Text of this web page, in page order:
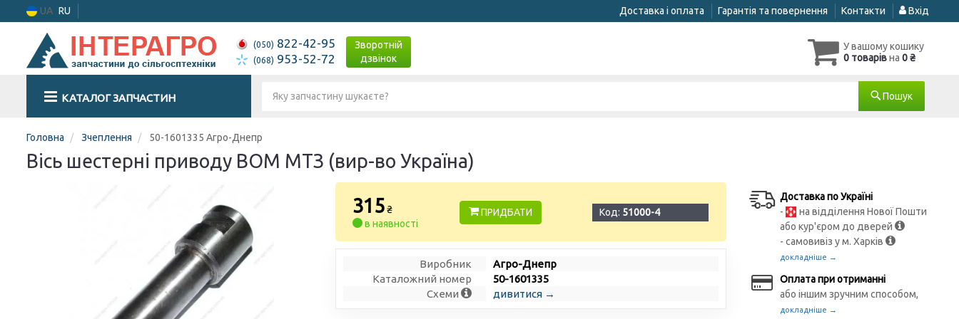
UA RU Доставка і оплата Гарантія та повернення Контакти Вхід
(050) 822-42-95
(068) 953-52-72
Зворотній
дзвінок
У вашому кошику
0 товарівна 0 ₴
КАТАЛОГ ЗАПЧАСТИН Пошук
Головна Зчеплення 50-1601335 Агро-Днепр
Вісь шестерні приводу ВОМ МТЗ (вир-во Україна)
315 ₴
в наявності
ПРИДБАТИ Код: 51000-4
Виробник
Агро-Днепр
Каталожний номер
50-1601335
Схеми
дивитися →
Доставка по Україні
-
на відділення Нової Пошти
або кур'єром до дверей
- самовивіз у м. Харків
докладніше →
Оплата при отриманні
або іншим зручним способом,
докладніше →